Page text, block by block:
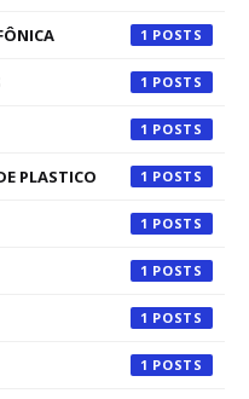
1
1
1
PLASTICO 1
1
1
1
1